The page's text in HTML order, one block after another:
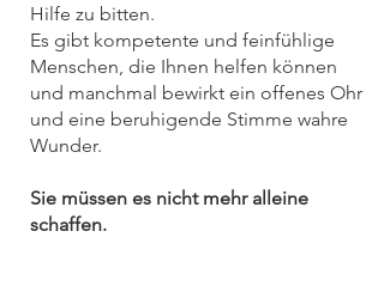
Hilfe zu bitten.
Es gibt kompetente und feinfühlige
Menschen, die Ihnen helfen können
und manchmal bewirkt ein offenes Ohr
und eine beruhigende Stimme wahre
Wunder.
Sie müssen es nicht mehr alleine
schaffen.